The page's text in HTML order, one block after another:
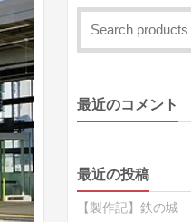
最近のコメント
最近の投稿
【製作記】鉄の